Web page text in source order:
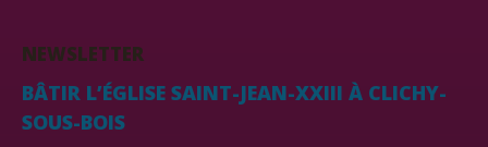
NEWSLETTER
BÂTIR L’ÉGLISE SAINT-JEAN-XXIII À CLICHY-
SOUS-BOIS